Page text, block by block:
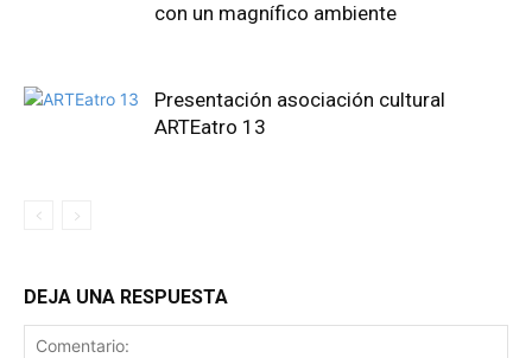
con un magnífico ambiente
Presentación asociación cultural
ARTEatro 13
DEJA UNA RESPUESTA